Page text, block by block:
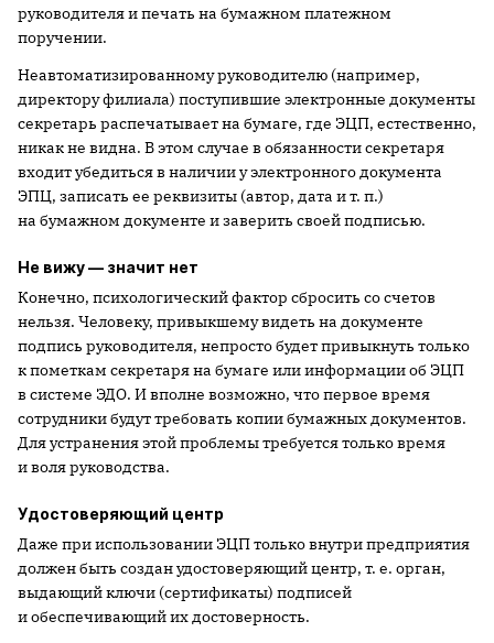
руководителя и печать на бумажном платежном
поручении.
Неавтоматизированному руководителю (например,
директору филиала) поступившие электронные документы
секретарь распечатывает на бумаге, где ЭЦП, естественно,
никак не видна. В этом случае в обязанности секретаря
входит убедиться в наличии у электронного документа
ЭПЦ, записать ее реквизиты (автор, дата и т. п.)
на бумажном документе и заверить своей подписью.
Не вижу — значит нет
Конечно, психологический фактор сбросить со счетов
нельзя. Человеку, привыкшему видеть на документе
подпись руководителя, непросто будет привыкнуть только
к пометкам секретаря на бумаге или информации об ЭЦП
в системе ЭДО. И вполне возможно, что первое время
сотрудники будут требовать копии бумажных документов.
Для устранения этой проблемы требуется только время
и воля руководства.
Удостоверяющий центр
Даже при использовании ЭЦП только внутри предприятия
должен быть создан удостоверяющий центр, т. е. орган,
выдающий ключи (сертификаты) подписей
и обеспечивающий их достоверность.